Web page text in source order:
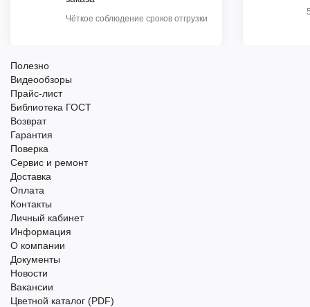
Чёткое соблюдение сроков отгрузки
Полезно
Видеообзоры
Прайс-лист
Библиотека ГОСТ
Возврат
Гарантия
Поверка
Сервис и ремонт
Доставка
Оплата
Контакты
Личный кабинет
Информация
О компании
Документы
Новости
Вакансии
Цветной каталог (PDF)